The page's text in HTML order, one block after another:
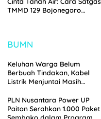
TMMD 129 Bojonegoro
BUMN
Keluhan Warga Belum
Berbuah Tindakan, Kabel
Listrik Menjuntai Masih
PLN Nusantara Power UP
Paiton Serahkan 1.000 Paket